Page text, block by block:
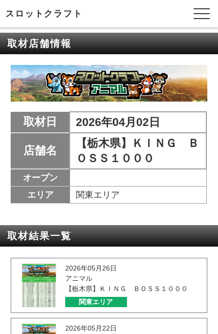
スロットクラフト
取材店舗情報
取材日 2026年04月02日
店舗名
【栃木県】ＫＩＮＧ Ｂ
ＯＳＳ１０００
オープン
エリア
関東エリア
取材結果一覧
2026年05月26日
アニマル
【栃木県】ＫＩＮＧ ＢＯＳＳ１０００
関東エリア
2026年05月22日